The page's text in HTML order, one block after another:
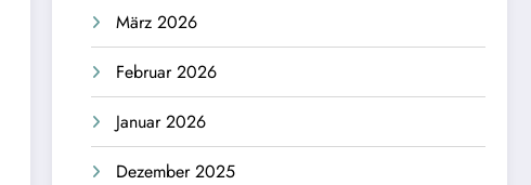
März 2026
Februar 2026
Januar 2026
Dezember 2025